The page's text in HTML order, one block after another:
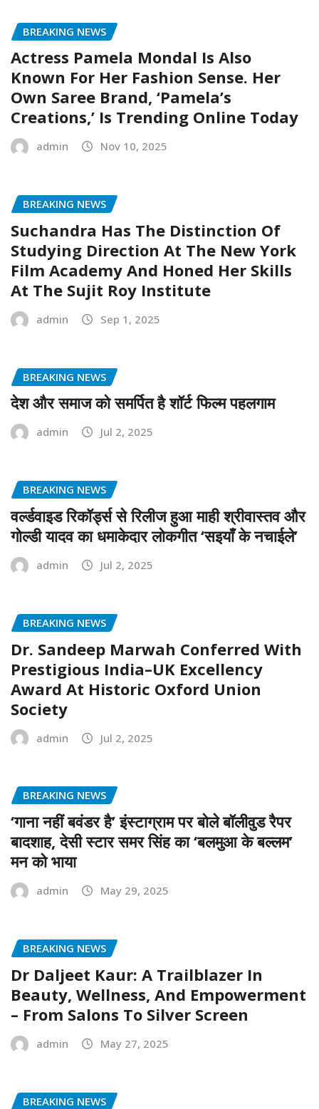
BREAKING NEWS
Actress Pamela Mondal Is Also
Known For Her Fashion Sense. Her
Own Saree Brand, ‘Pamela’s
Creations,’ Is Trending Online Today
admin Nov 10, 2025
BREAKING NEWS
Suchandra Has The Distinction Of
Studying Direction At The New York
Film Academy And Honed Her Skills
At The Sujit Roy Institute
admin Sep 1, 2025
BREAKING NEWS
देश और समाज को समर्पित है शॉर्ट फिल्म पहलगाम
admin Jul 2, 2025
BREAKING NEWS
वर्ल्डवाइड रिकॉर्ड्स से रिलीज हुआ माही श्रीवास्तव और
गोल्डी यादव का धमाकेदार लोकगीत ‘सइयाँ के नचाईले’
admin Jul 2, 2025
BREAKING NEWS
Dr. Sandeep Marwah Conferred With
Prestigious India–UK Excellency
Award At Historic Oxford Union
Society
admin Jul 2, 2025
BREAKING NEWS
‘गाना नहीं बवंडर है’ इंस्टाग्राम पर बोले बॉलीवुड रैपर
बादशाह, देसी स्टार समर सिंह का ‘बलमुआ के बल्लम’
मन को भाया
admin May 29, 2025
BREAKING NEWS
Dr Daljeet Kaur: A Trailblazer In
Beauty, Wellness, And Empowerment
– From Salons To Silver Screen
admin May 27, 2025
BREAKING NEWS